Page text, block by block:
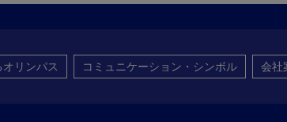
リンパス コミュニケーション・シンボル 会社